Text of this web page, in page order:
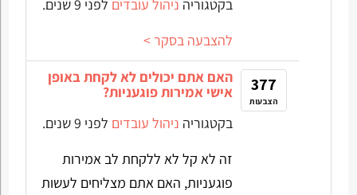
בקטגוריה ניהול עובדים לפני 9 שנים.
להצבעה בסקר >
377
הצבעות
האם אתם יכולים לא לקחת באופן
אישי אמירות פוגעניות?
בקטגוריה ניהול עובדים לפני 9 שנים.
זה לא קל לא ללקחת לב אמירות
פוגעניות, האם אתם מצליחים לעשות